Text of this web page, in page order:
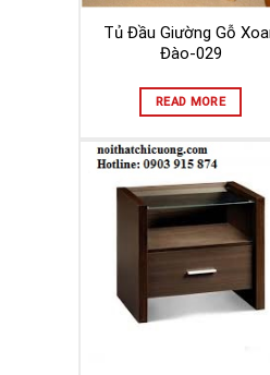
Tủ Đầu Giường Gỗ
Đào-029
READ MORE